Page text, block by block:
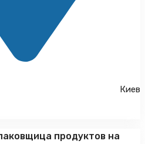
Киев
продуктов на